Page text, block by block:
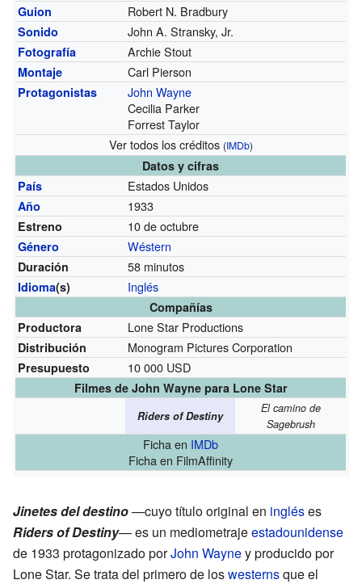
Guion Robert N. Bradbury
Sonido John A. Stransky, Jr.
Fotografía Archie Stout
Montaje Carl Pierson
Protagonistas
John Wayne
Cecilia Parker
Forrest Taylor
Ver todos los créditos (IMDb)
Datos y cifras
País
Estados Unidos
Año 1933
Estreno 10 de octubre
Género Wéstern
Duración 58 minutos
Idioma(s) Inglés
Compañías
Productora
Lone Star Productions
Distribución Monogram Pictures Corporation
Presupuesto 10 000 USD
Filmes de John Wayne para Lone Star
Riders of Destiny
El camino de
Sagebrush
Ficha en IMDb
Ficha en FilmAffinity
Jinetes del destino—cuyo título original en ingléses
Riders of Destiny— es un mediometrajeestadounidense
de 1933 protagonizado porJohn Wayney producido por
Lone Star. Se trata del primero de loswesternsque el